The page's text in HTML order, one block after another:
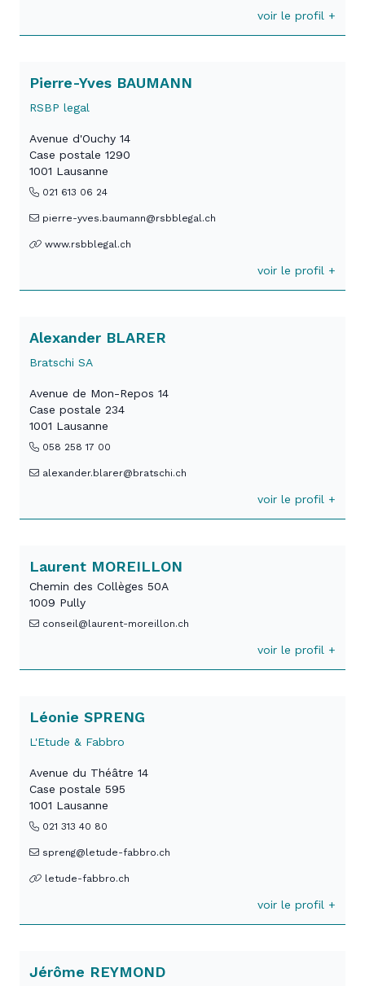
voir le profil +
Pierre-Yves BAUMANN
RSBP legal
Avenue d'Ouchy 14
Case postale 1290
1001 Lausanne
021 613 06 24
pierre-yves.baumann@rsbblegal.ch
www.rsbblegal.ch
voir le profil +
Alexander BLARER
Bratschi SA
Avenue de Mon-Repos 14
Case postale 234
1001 Lausanne
058 258 17 00
alexander.blarer@bratschi.ch
voir le profil +
Laurent MOREILLON
Chemin des Collèges 50A
1009 Pully
conseil@laurent-moreillon.ch
voir le profil +
Léonie SPRENG
L'Etude & Fabbro
Avenue du Théâtre 14
Case postale 595
1001 Lausanne
021 313 40 80
spreng@letude-fabbro.ch
letude-fabbro.ch
voir le profil +
Jérôme REYMOND